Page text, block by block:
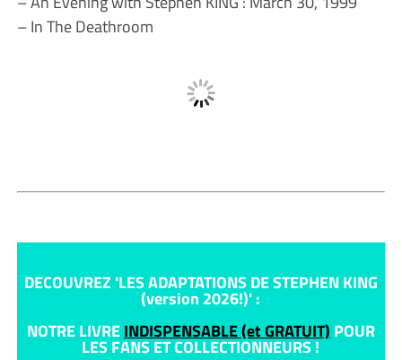
– In The Deathroom
DECOUVREZ 'LES ADAPTATIONS DE STEPHEN KING
(version 2026!)' :
NOTRE LIVREINDISPENSABLE (et GRATUIT) POUR
LES FANS ET COLLECTIONNEURS !